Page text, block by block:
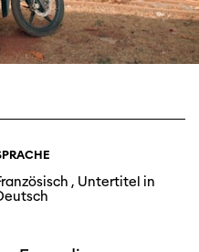
, Untertitel in